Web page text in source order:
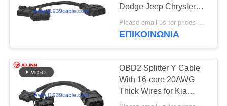
PRIVACY
POLICY
RP1226 καλώδιο
Dodge Jeep Chrysler
Nissan Toyota
Mitsubishi Suzuki Lexus
Please email us for prices MOQ:100 τεμάχια
ΕΠΙΚΟΙΝΩΝΊΑ
OBD2 Splitter Y Cable
With 16-core 20AWG
Thick Wires for Kia
Hyundai Dodge Jeep